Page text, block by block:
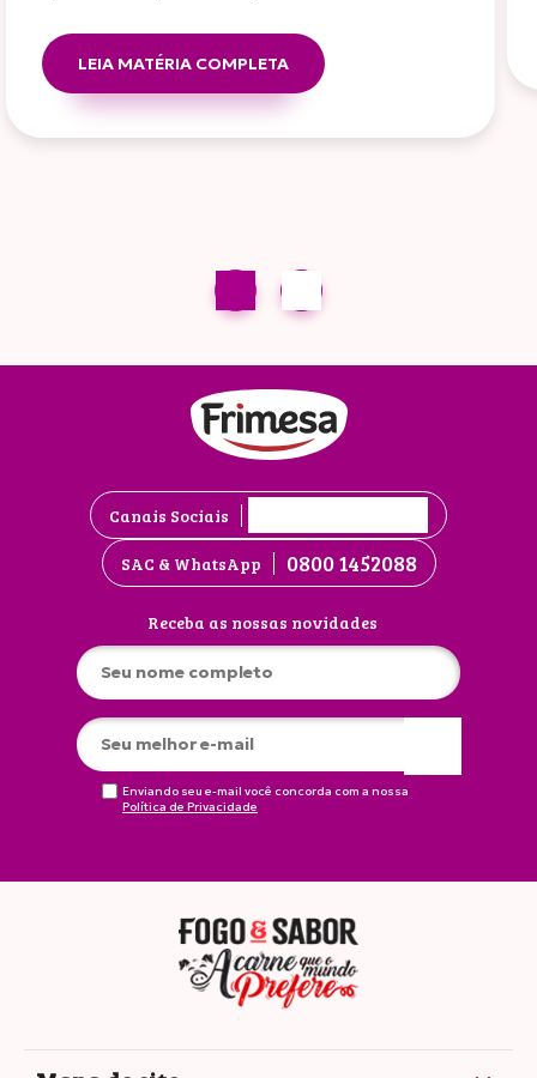
LEIA MATÉRIA COMPLETA
Canais Sociais
SAC & WhatsApp 0800 1452088
Receba as nossas novidades
Enviando seu e-mail você concorda com a nossa
Política de Privacidade